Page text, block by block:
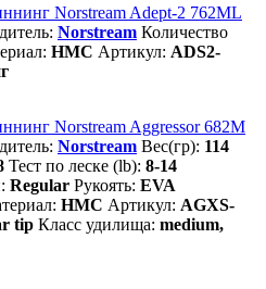
Norstream Adept-2 762ML
Norstream Количество
HMC Артикул: ADS2-
Norstream Aggressor 682M
Norstream Вес(гр): 114
Тест по леске (lb): 8-14
Regular Рукоять: EVA
HMC Артикул: AGXS-
tip Класс удилища: medium,